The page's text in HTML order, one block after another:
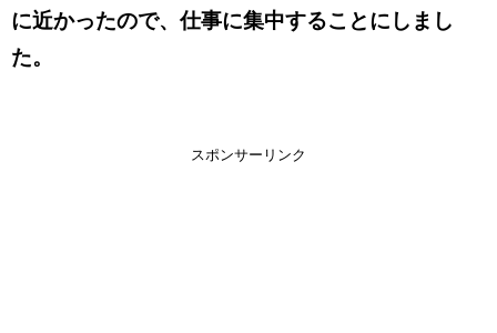
に近かったので、仕事に集中することにしまし
た。
スポンサーリンク